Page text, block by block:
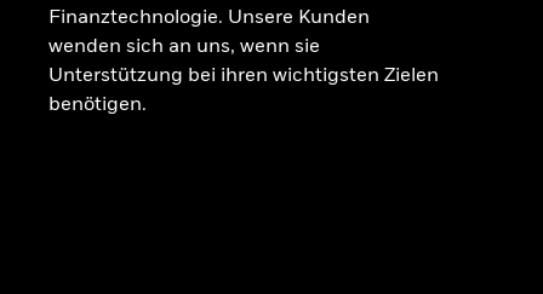
Finanztechnologie. Unsere Kunden
wenden sich an uns, wenn sie
Unterstützung bei ihren wichtigsten Zielen
benötigen.